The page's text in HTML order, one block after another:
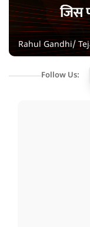
Rahul Gandhi/
Follow Us: